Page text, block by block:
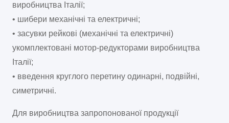
виробництва Італії;
• шибери механічні та електричні;
• засувки рейкові (механічні та електричні)
укомплектовані мотор-редукторами виробництва
Італії;
• введення круглого перетину одинарні, подвійні,
симетричні.
Для виробництва запропонованої продукції